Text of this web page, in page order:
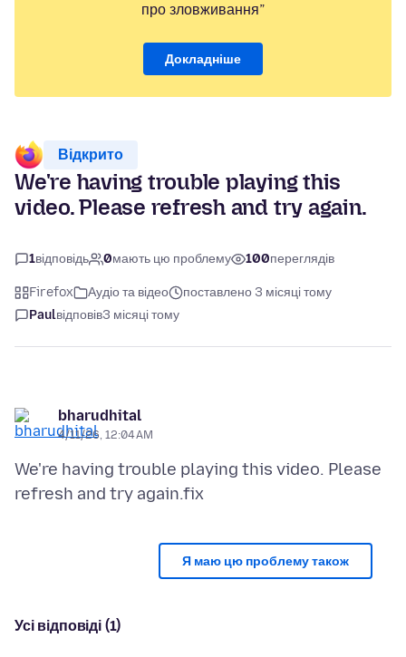
про зловживання”
Докладніше
Відкрито
We're having trouble playing this
video. Please refresh and try again.
1відповідь 0мають цю проблему 100переглядів
Firefox Аудіо та відео
поставлено 3 місяці тому
Paulвідповів3 місяці тому
bharudhital
4/11/26, 12:04 AM
We're having trouble playing this video. Please
Я маю цю проблему також
Усі відповіді (1)